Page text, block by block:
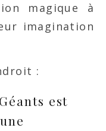
magique à
imagination
:
est